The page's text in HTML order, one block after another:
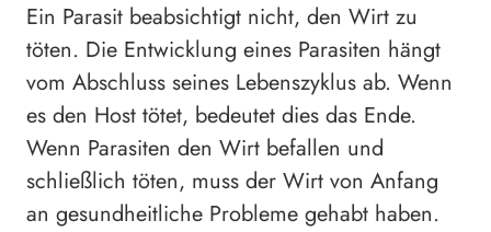
Ein Parasit beabsichtigt nicht, den Wirt zu
töten. Die Entwicklung eines Parasiten hängt
vom Abschluss seines Lebenszyklus ab. Wenn
es den Host tötet, bedeutet dies das Ende.
Wenn Parasiten den Wirt befallen und
schließlich töten, muss der Wirt von Anfang
an gesundheitliche Probleme gehabt haben.